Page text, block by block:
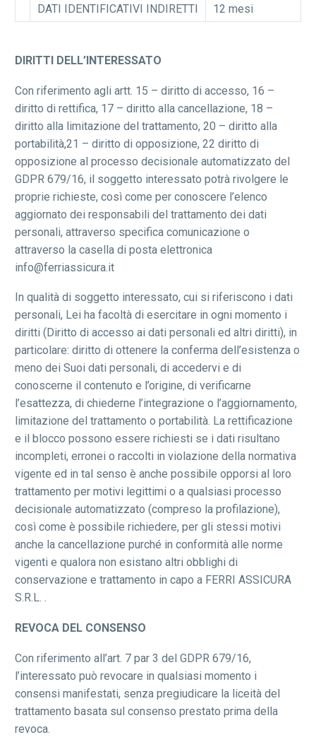
DATI IDENTIFICATIVI INDIRETTI
12 mesi
DIRITTI DELL’INTERESSATO
Con riferimento agli artt. 15 – diritto di accesso, 16 –
diritto di rettifica, 17 – diritto alla cancellazione, 18 –
diritto alla limitazione del trattamento, 20 – diritto alla
portabilità,21 – diritto di opposizione, 22 diritto di
opposizione al processo decisionale automatizzato del
GDPR 679/16, il soggetto interessato potrà rivolgere le
proprie richieste, così come per conoscere l’elenco
aggiornato dei responsabili del trattamento dei dati
personali, attraverso specifica comunicazione o
attraverso la casella di posta elettronica
info@ferriassicura.it
In qualità di soggetto interessato, cui si riferiscono i dati
personali, Lei ha facoltà di esercitare in ogni momento i
diritti (Diritto di accesso ai dati personali ed altri diritti), in
particolare: diritto di ottenere la conferma dell’esistenza o
meno dei Suoi dati personali, di accedervi e di
conoscerne il contenuto e l’origine, di verificarne
l’esattezza, di chiederne l’integrazione o l’aggiornamento,
limitazione del trattamento o portabilità. La rettificazione
e il blocco possono essere richiesti se i dati risultano
incompleti, erronei o raccolti in violazione della normativa
vigente ed in tal senso è anche possibile opporsi al loro
trattamento per motivi legittimi o a qualsiasi processo
decisionale automatizzato (compreso la profilazione),
così come è possibile richiedere, per gli stessi motivi
anche la cancellazione purché in conformità alle norme
vigenti e qualora non esistano altri obblighi di
conservazione e trattamento in capo a FERRI ASSICURA
S.R.L. .
REVOCA DEL CONSENSO
Con riferimento all’art. 7 par 3 del GDPR 679/16,
l’interessato può revocare in qualsiasi momento i
consensi manifestati, senza pregiudicare la liceità del
trattamento basata sul consenso prestato prima della
revoca.